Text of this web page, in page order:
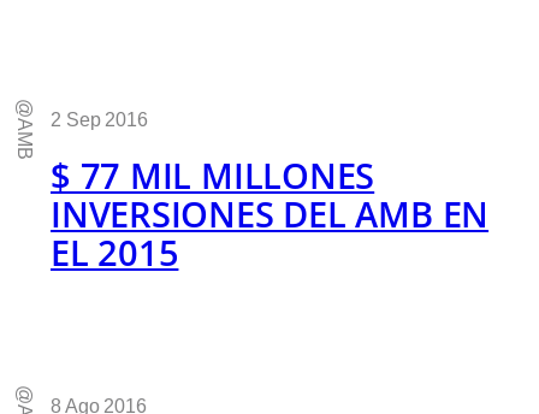
@AMB 2 Sep 2016
$ 77 MIL MILLONES
INVERSIONES DEL AMB EN
EL 2015
8 Ago 2016